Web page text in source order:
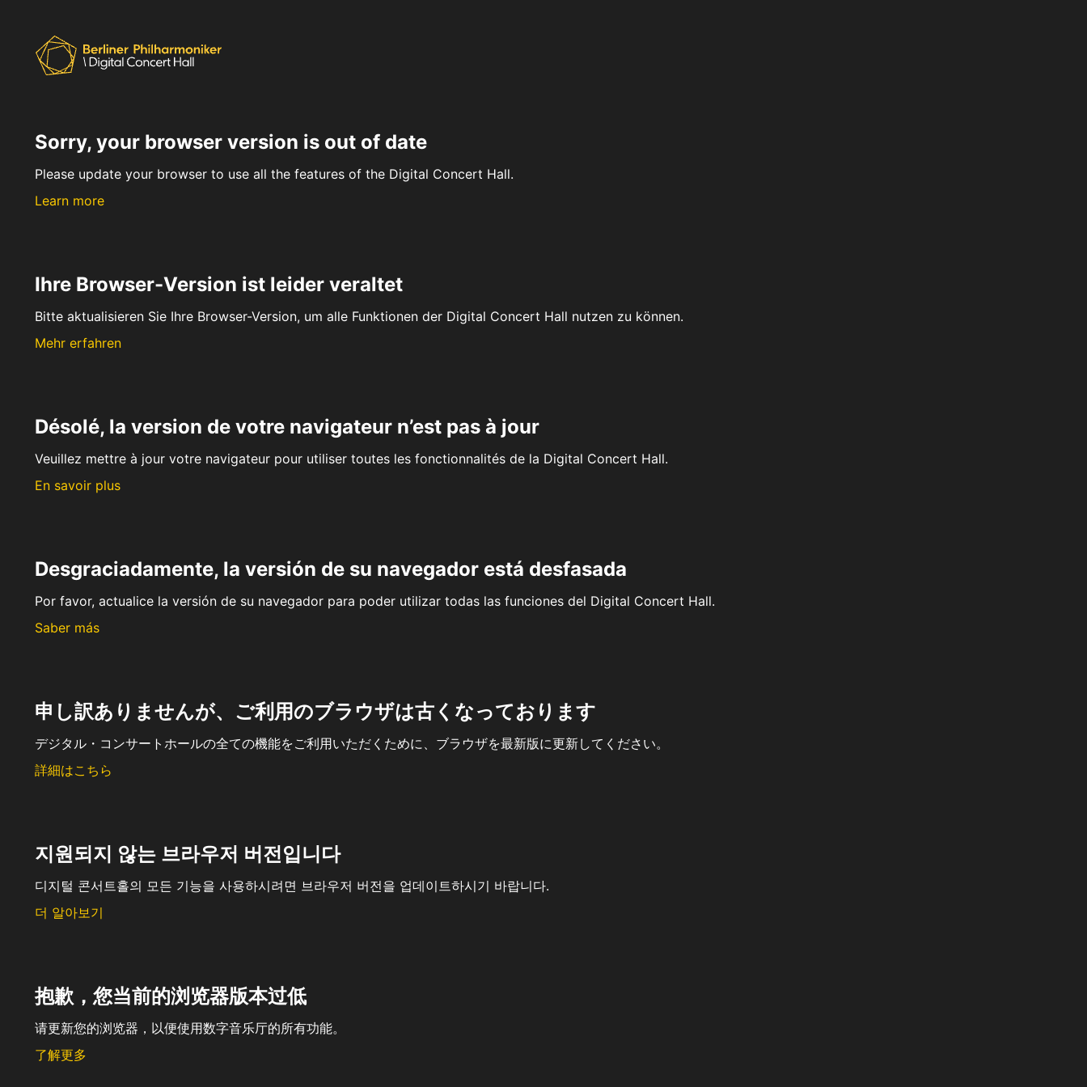
Sorry, your browser version is out of date
Please update your browser to use all the features of the Digital Concert Hall.
Learn more
Ihre Browser-Version ist leider veraltet
Bitte aktualisieren Sie Ihre Browser-Version, um alle Funktionen der Digital Concert Hall nutzen zu können.
Mehr erfahren
Désolé, la version de votre navigateur n’est pas à jour
Veuillez mettre à jour votre navigateur pour utiliser toutes les fonctionnalités de la Digital Concert Hall.
En savoir plus
Desgraciadamente, la versión de su navegador está desfasada
Por favor, actualice la versión de su navegador para poder utilizar todas las funciones del Digital Concert Hall.
Saber más
申し訳ありませんが、ご利用のブラウザは古くなっております
デジタル・コンサートホールの全ての機能をご利用いただくために、ブラウザを最新版に更新してください。
詳細はこちら
지원되지 않는 브라우저 버전입니다
디지털 콘서트홀의 모든 기능을 사용하시려면 브라우저 버전을 업데이트하시기 바랍니다.
더 알아보기
抱歉，您当前的浏览器版本过低
请更新您的浏览器，以便使用数字音乐厅的所有功能。
了解更多